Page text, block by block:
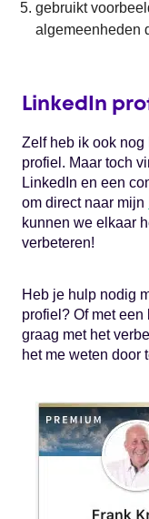
gebruikt
algemeenheden
LinkedIn
Zelf heb ik ook nog
profiel. Maar toch
LinkedIn en een
om direct naar mijn
kunnen we elkaar
verbeteren!
Heb je hulp nodig
profiel? Of met
graag met het
het me weten door